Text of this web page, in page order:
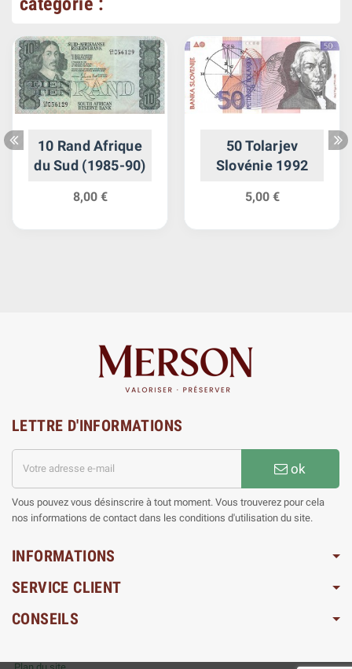
10 Rand Afrique
du Sud (1985-90)
8,00 €
50 Tolarjev
Slovénie 1992
5,00 €
LETTRE D'INFORMATIONS
ok
Vous pouvez vous désinscrire à tout moment. Vous trouverez pour cela
nos informations de contact dans les conditions d'utilisation du site.
INFORMATIONS
SERVICE CLIENT
CONSEILS